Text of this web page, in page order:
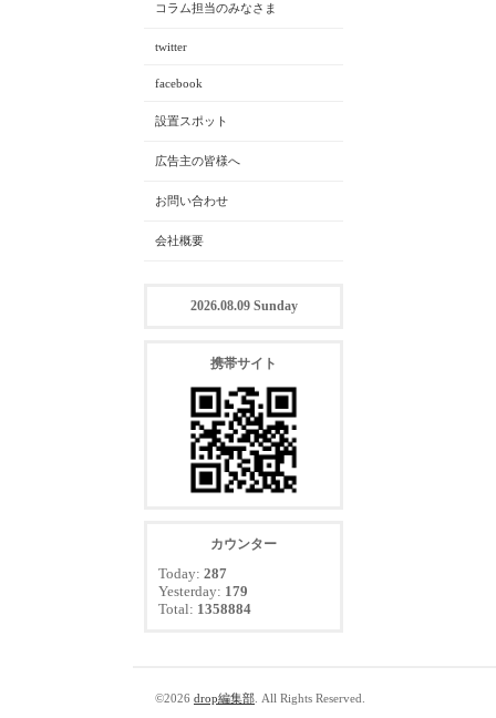
コラム担当のみなさま
twitter
facebook
設置スポット
広告主の皆様へ
お問い合わせ
会社概要
2026.08.09 Sunday
携帯サイト
カウンター
Today: 287
Yesterday: 179
Total: 1358884
©2026 drop編集部 . All Rights Reserved.